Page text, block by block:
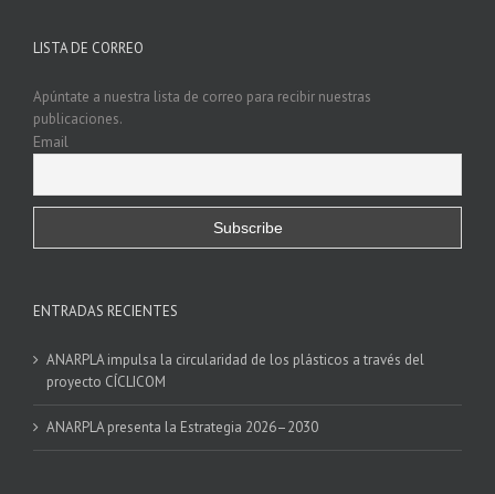
LISTA DE CORREO
Apúntate a nuestra lista de correo para recibir nuestras
publicaciones.
Email
ENTRADAS RECIENTES
ANARPLA impulsa la circularidad de los plásticos a través del
proyecto CÍCLICOM
ANARPLA presenta la Estrategia 2026–2030